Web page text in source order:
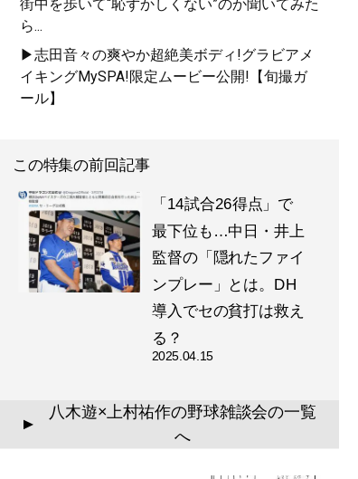
街中を歩いて“恥ずかしくない”のか聞いてみた
ら...
▶志田音々の爽やか超絶美ボディ!グラビアメ
イキングMySPA!限定ムービー公開!【旬撮ガ
ール】
この特集の前回記事
「14試合26得点」で
最下位も…中日・井上
監督の「隠れたファイ
ンプレー」とは。DH
導入でセの貧打は救え
る？
2025.04.15
▲
八木遊×上村祐作の野球雑談会の一覧
へ